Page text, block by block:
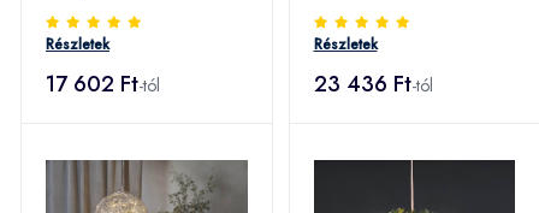
motorkerékpáron
Részletek
17 602 Ft-tól
Részletek
23 436 Ft-tól